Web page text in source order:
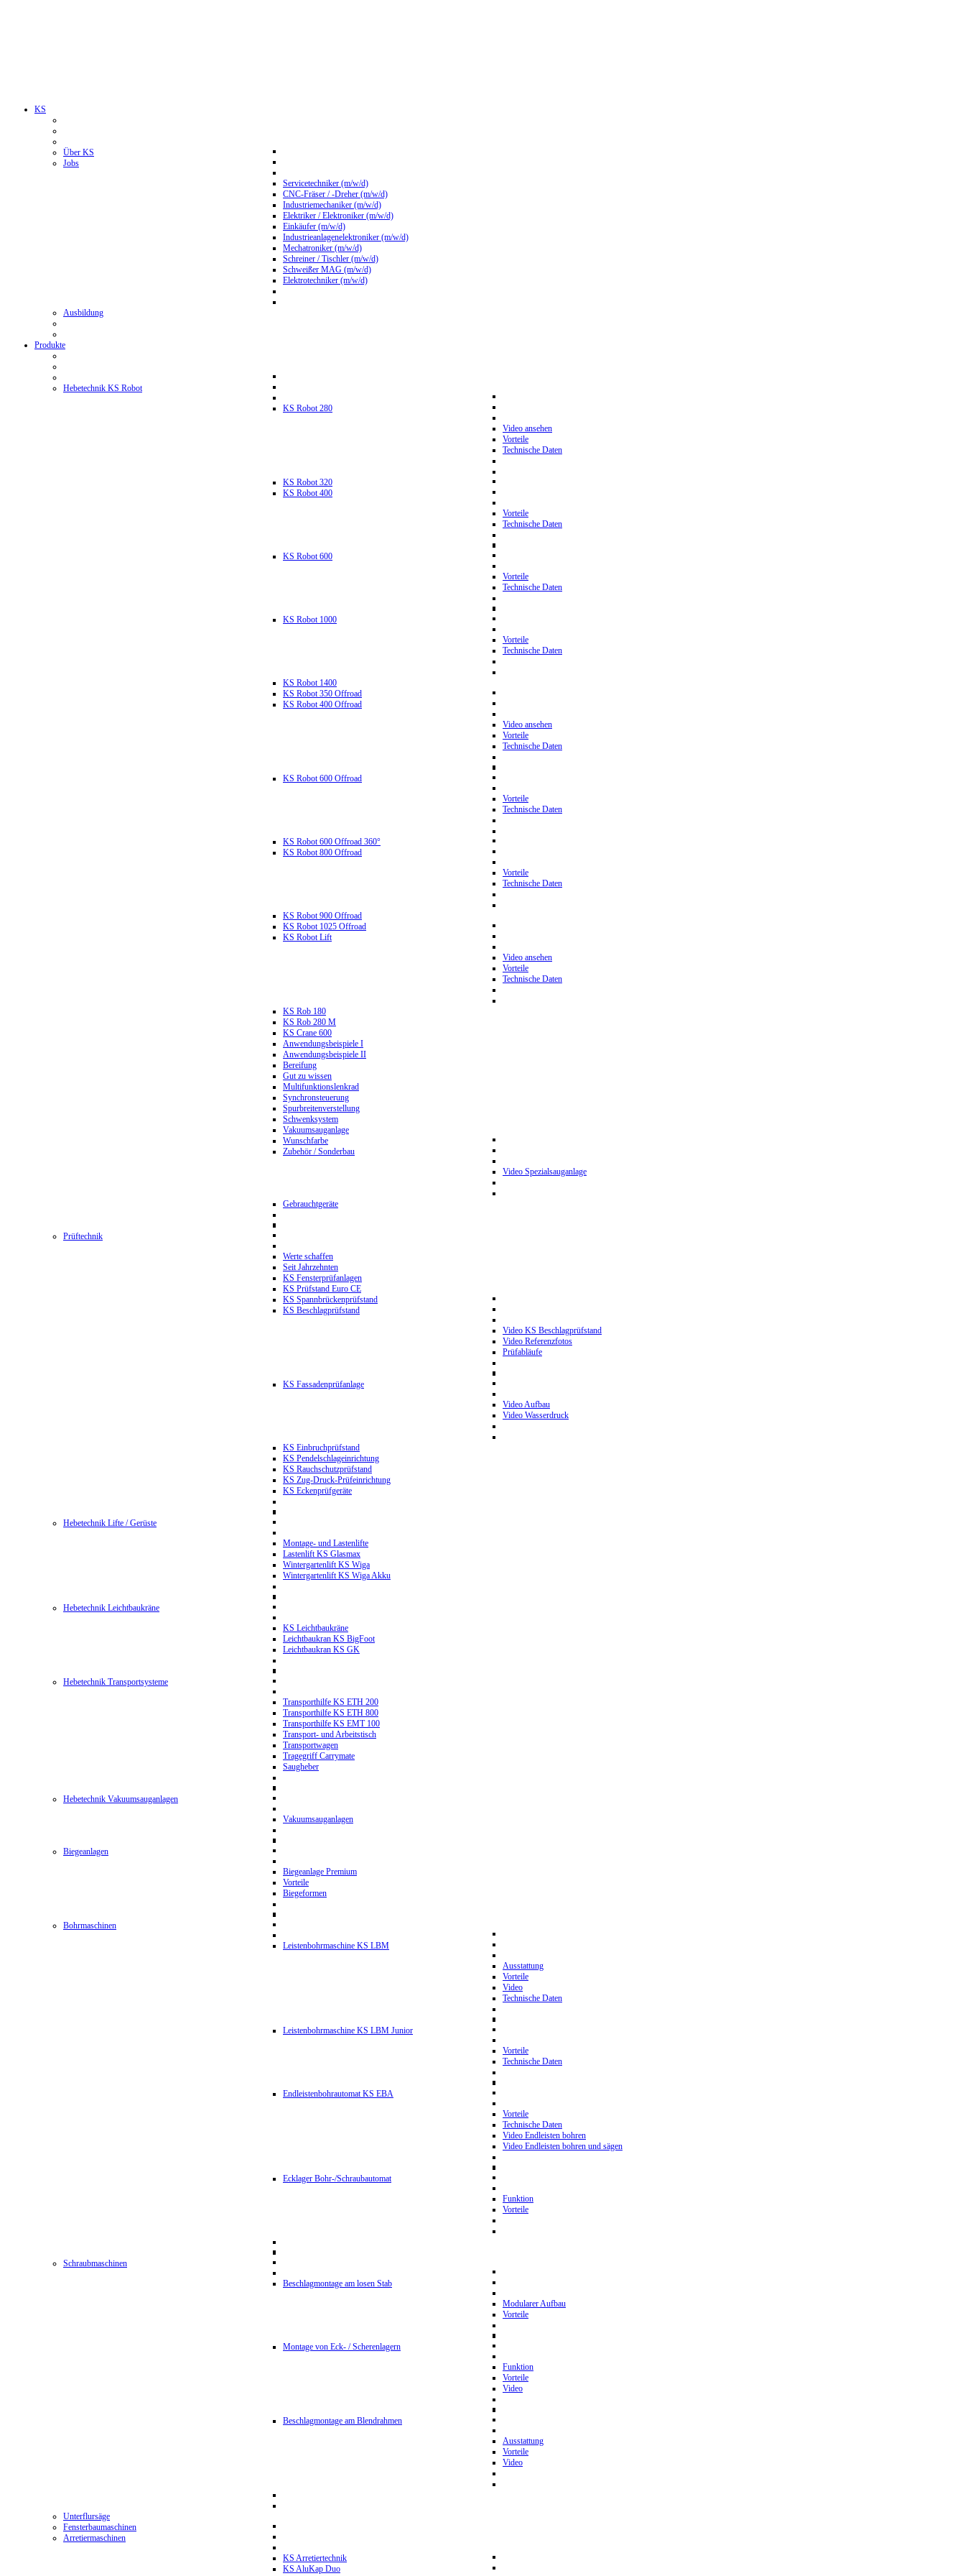
KS
Über KS
Jobs
Servicetechniker (m/w/d)
CNC-Fräser / -Dreher (m/w/d)
Industriemechaniker (m/w/d)
Elektriker / Elektroniker (m/w/d)
Einkäufer (m/w/d)
Industrieanlagenelektroniker (m/w/d)
Mechatroniker (m/w/d)
Schreiner / Tischler (m/w/d)
Schweißer MAG (m/w/d)
Elektrotechniker (m/w/d)
Ausbildung
Produkte
Hebetechnik KS Robot
KS Robot 280
Video ansehen
Vorteile
Technische Daten
KS Robot 320
KS Robot 400
Vorteile
Technische Daten
KS Robot 600
Vorteile
Technische Daten
KS Robot 1000
Vorteile
Technische Daten
KS Robot 1400
KS Robot 350 Offroad
KS Robot 400 Offroad
Video ansehen
Vorteile
Technische Daten
KS Robot 600 Offroad
Vorteile
Technische Daten
KS Robot 600 Offroad 360°
KS Robot 800 Offroad
Vorteile
Technische Daten
KS Robot 900 Offroad
KS Robot 1025 Offroad
KS Robot Lift
Video ansehen
Vorteile
Technische Daten
KS Rob 180
KS Rob 280 M
KS Crane 600
Anwendungsbeispiele I
Anwendungsbeispiele II
Bereifung
Gut zu wissen
Multifunktionslenkrad
Synchronsteuerung
Spurbreitenverstellung
Schwenksystem
Vakuumsauganlage
Wunschfarbe
Zubehör / Sonderbau
Video Spezialsauganlage
Gebrauchtgeräte
Prüftechnik
Werte schaffen
Seit Jahrzehnten
KS Fensterprüfanlagen
KS Prüfstand Euro CE
KS Spannbrückenprüfstand
KS Beschlagprüfstand
Video KS Beschlagprüfstand
Video Referenzfotos
Prüfabläufe
KS Fassadenprüfanlage
Video Aufbau
Video Wasserdruck
KS Einbruchprüfstand
KS Pendelschlageinrichtung
KS Rauchschutzprüfstand
KS Zug-Druck-Prüfeinrichtung
KS Eckenprüfgeräte
Hebetechnik Lifte / Gerüste
Montage- und Lastenlifte
Lastenlift KS Glasmax
Wintergartenlift KS Wiga
Wintergartenlift KS Wiga Akku
Hebetechnik Leichtbaukräne
KS Leichtbaukräne
Leichtbaukran KS BigFoot
Leichtbaukran KS GK
Hebetechnik Transportsysteme
Transporthilfe KS ETH 200
Transporthilfe KS ETH 800
Transporthilfe KS EMT 100
Transport- und Arbeitstisch
Transportwagen
Tragegriff Carrymate
Saugheber
Hebetechnik Vakuumsauganlagen
Vakuumsauganlagen
Biegeanlagen
Biegeanlage Premium
Vorteile
Biegeformen
Bohrmaschinen
Leistenbohrmaschine KS LBM
Ausstattung
Vorteile
Video
Technische Daten
Leistenbohrmaschine KS LBM Junior
Vorteile
Technische Daten
Endleistenbohrautomat KS EBA
Vorteile
Technische Daten
Video Endleisten bohren
Video Endleisten bohren und sägen
Ecklager Bohr-/Schraubautomat
Funktion
Vorteile
Schraubmaschinen
Beschlagmontage am losen Stab
Modularer Aufbau
Vorteile
Montage von Eck- / Scherenlagern
Funktion
Vorteile
Video
Beschlagmontage am Blendrahmen
Ausstattung
Vorteile
Video
Unterflursäge
Fensterbaumaschinen
Arretiermaschinen
KS Arretiertechnik
KS AluKap Duo